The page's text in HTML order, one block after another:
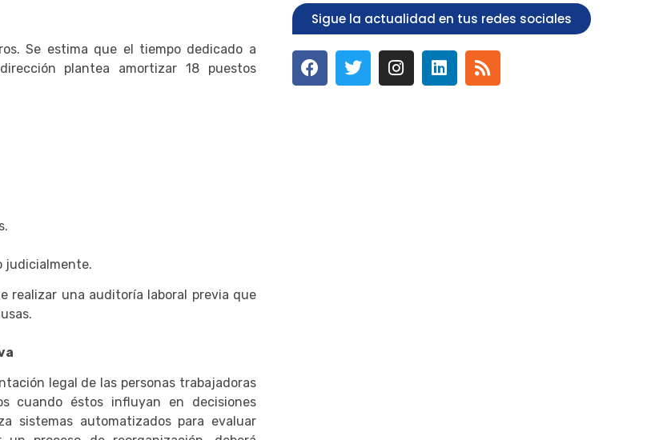
Se estima que el tiempo dedicado a
plantea amortizar 18 puestos
judicialmente.
realizar una auditoría laboral previa que
legal de las personas trabajadoras
cuando éstos influyan en decisiones
sistemas automatizados para evaluar
Sigue la actualidad en tus redes sociales